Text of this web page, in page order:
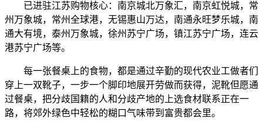
已进驻江苏购物核心：南京城北万象汇，南京虹悦城，常
州万象城，常州全球港，无锡惠山万达，南通永旺梦乐城，南
通大有境，泰州万象城，徐州苏宁广场，镇江苏宁广场，连云
港苏宁广场等。
每一张餐桌上的食物，都是通过辛勤的现代农业工做者们
穿上一双靴子，一步一个脚印地展开劳做而获得，泥靴但愿通
过餐桌，把分歧国籍的人和分歧产地的上选食材联系正在一
路，将郊外绿色中轻松的糊口气味带到富贵都会里。